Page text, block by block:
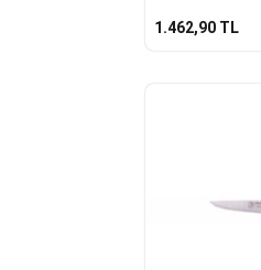
1.462,90 TL